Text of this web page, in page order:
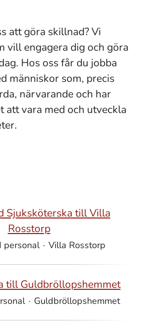
att göra skillnad? Vi
vill engagera dig och göra
Hos oss får du jobba
människor som, precis
närvarande och har
att vara med och utveckla
Sjuksköterska till Villa
Rosstorp
personal · Villa Rosstorp
till Guldbröllopshemmet
· Guldbröllopshemmet